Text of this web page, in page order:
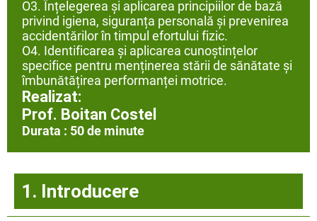
O3. Înțelegerea și aplicarea principiilor de bază
privind igiena, siguranța personală și prevenirea
accidentărilor în timpul efortului fizic.
O4. Identificarea și aplicarea cunoștințelor
specifice pentru menținerea stării de sănătate și
îmbunătățirea performanței motrice.
Realizat:
Prof. Boitan Costel
Durata : 50 de minute
1. Introducere